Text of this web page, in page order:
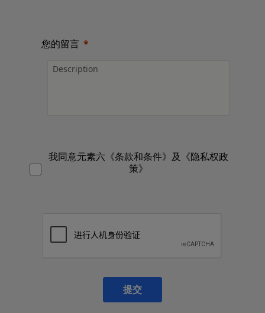
您的留言
我同意元素六《条款和条件》及《隐私权政
策》
提交